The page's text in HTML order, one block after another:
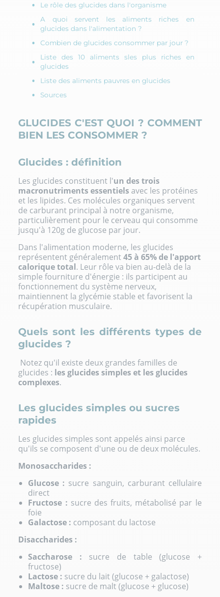
Le rôle des glucides dans l'organisme
A quoi servent les aliments riches en
glucides dans l'alimentation ?
Combien de glucides consommer par jour ?
Liste des 10 aliments sles plus riches en
glucides
Liste des aliments pauvres en glucides
Sources
GLUCIDES C'EST QUOI ? COMMENT
BIEN LES CONSOMMER ?
Glucides : définition
Les glucides constituent l'un des trois
macronutriments essentiels avec les protéines
et les lipides. Ces molécules organiques servent
de carburant principal à notre organisme,
particulièrement pour le cerveau qui consomme
jusqu'à 120g de glucose par jour.
Dans l'alimentation moderne, les glucides
représentent généralement45 à 65% de l'apport
calorique total. Leur rôle va bien au-delà de la
simple fourniture d'énergie : ils participent au
fonctionnement du système nerveux,
maintiennent la glycémie stable et favorisent la
récupération musculaire.
Quels sont les différents types de
glucides ?
Notez qu'il existe deux grandes familles de
glucides : les glucides simples et les glucides
complexes.
Les glucides simples ou sucres
rapides
Les glucides simples sont appelés ainsi parce
qu'ils se composent d'une ou de deux molécules.
Monosaccharides :
Glucose : sucre sanguin, carburant cellulaire
direct
Fructose : sucre des fruits, métabolisé par le
foie
Galactose : composant du lactose
Disaccharides :
Saccharose : sucre de table (glucose +
fructose)
Lactose : sucre du lait (glucose + galactose)
Maltose : sucre de malt (glucose + glucose)